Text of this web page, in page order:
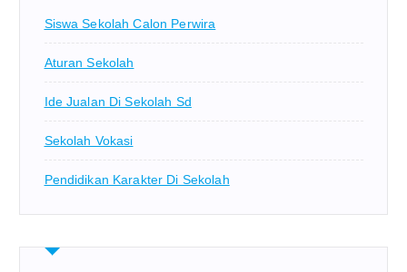
Siswa Sekolah Calon Perwira
Aturan Sekolah
Ide Jualan Di Sekolah Sd
Sekolah Vokasi
Pendidikan Karakter Di Sekolah